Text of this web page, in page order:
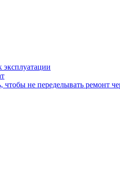
эксплуатации
не переделывать ремонт